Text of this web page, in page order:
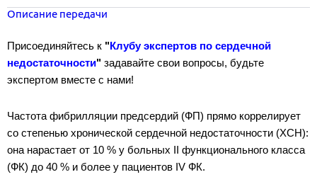
Описание передачи
Присоединяйтесь к "Клубу экспертов по сердечной
недостаточности" задавайте свои вопросы, будьте
экспертом вместе с нами!
Частота фибрилляции предсердий (ФП) прямо коррелирует
со степенью хронической сердечной недостаточности (ХСН):
она нарастает от 10 % у больных II функционального класса
(ФК) до 40 % и более у пациентов IV ФК.